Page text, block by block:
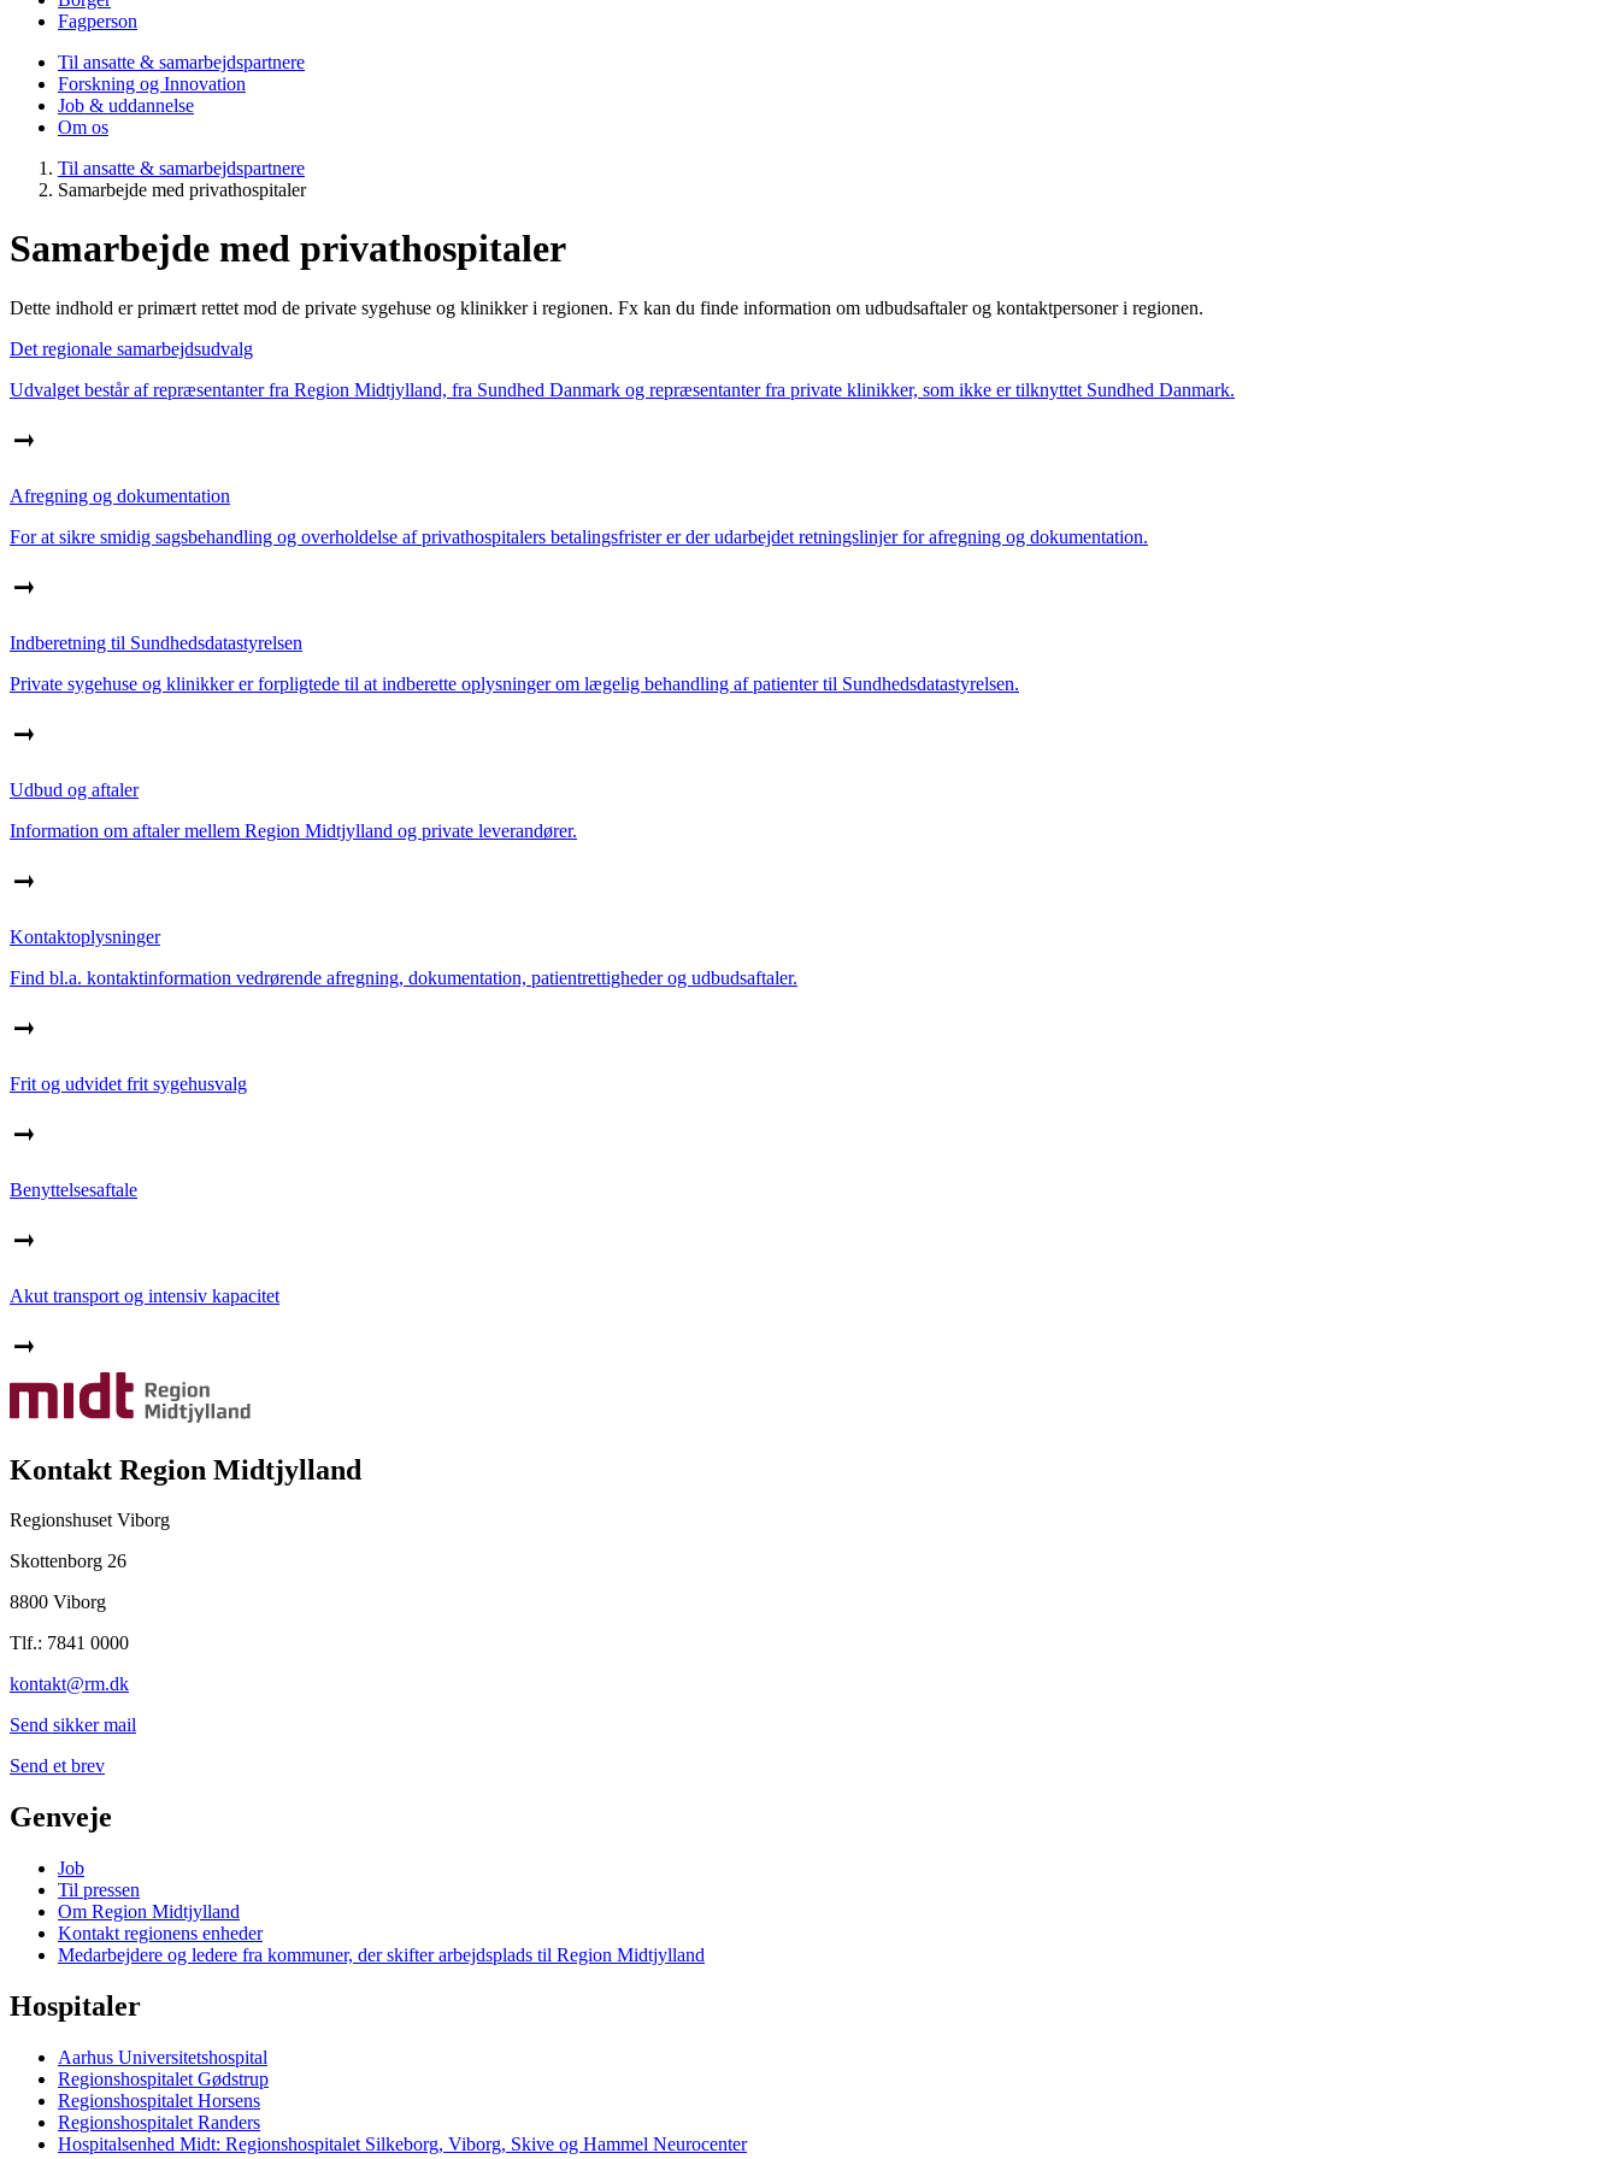
Fagperson
Til ansatte & samarbejdspartnere
Forskning og Innovation
Job & uddannelse
Om os
Til ansatte & samarbejdspartnere
Samarbejde med privathospitaler
Samarbejde med privathospitaler
Dette indhold er primært rettet mod de private sygehuse og klinikker i regionen. Fx kan du finde information om udbudsaftaler og kontaktpersoner i regionen.
Det regionale samarbejdsudvalg
Udvalget består af repræsentanter fra Region Midtjylland, fra Sundhed Danmark og repræsentanter fra private klinikker, som ikke er tilknyttet Sundhed Danmark.
Afregning og dokumentation
For at sikre smidig sagsbehandling og overholdelse af privathospitalers betalingsfrister er der udarbejdet retningslinjer for afregning og dokumentation.
Indberetning til Sundhedsdatastyrelsen
Private sygehuse og klinikker er forpligtede til at indberette oplysninger om lægelig behandling af patienter til Sundhedsdatastyrelsen.
Udbud og aftaler
Information om aftaler mellem Region Midtjylland og private leverandører.
Kontaktoplysninger
Find bl.a. kontaktinformation vedrørende afregning, dokumentation, patientrettigheder og udbudsaftaler.
Frit og udvidet frit sygehusvalg
Benyttelsesaftale
Akut transport og intensiv kapacitet
Kontakt Region Midtjylland
Regionshuset Viborg
Skottenborg 26
8800 Viborg
Tlf.: 7841 0000
kontakt@rm.dk
Send sikker mail
Send et brev
Genveje
Job
Til pressen
Om Region Midtjylland
Kontakt regionens enheder
Medarbejdere og ledere fra kommuner, der skifter arbejdsplads til Region Midtjylland
Hospitaler
Aarhus Universitetshospital
Regionshospitalet Gødstrup
Regionshospitalet Horsens
Regionshospitalet Randers
Hospitalsenhed Midt: Regionshospitalet Silkeborg, Viborg, Skive og Hammel Neurocenter